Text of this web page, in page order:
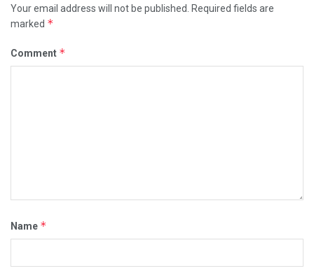
Your email address will not be published.
Required fields are
marked *
Comment *
Name *